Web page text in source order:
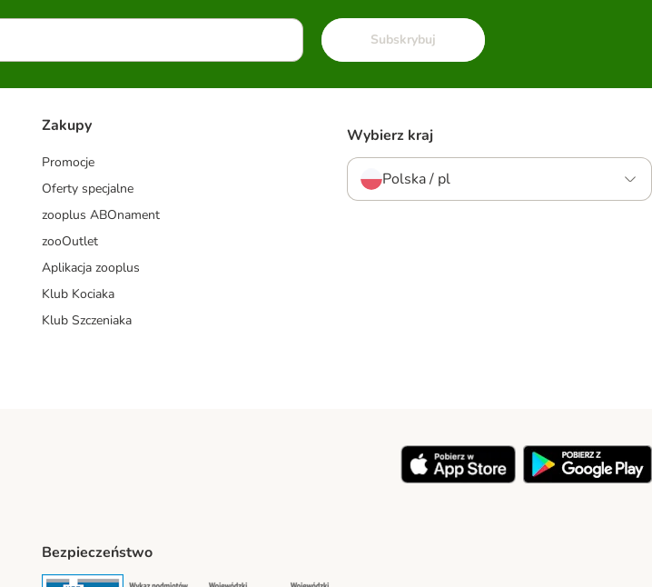
Subskrybuj
Zakupy
Promocje
Oferty specjalne
zooplus ABOnament
zooOutlet
Aplikacja zooplus
Klub Kociaka
Klub Szczeniaka
Wybierz kraj
Polska / pl
Bezpieczeństwo
Security Security Security